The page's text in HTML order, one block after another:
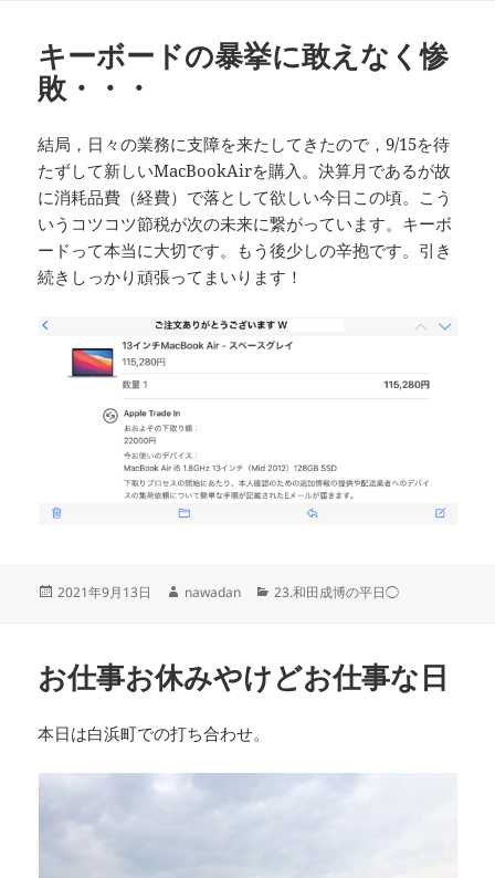
ー
キーボードの暴挙に敢えなく惨
敗・・・
結局，日々の業務に支障を来たしてきたので，9/15を待
たずして新しいMacBookAirを購入。決算月であるが故
に消耗品費（経費）で落として欲しい今日この頃。こう
いうコツコツ節税が次の未来に繋がっています。キーボ
ードって本当に大切です。もう後少しの辛抱です。引き
続きしっかり頑張ってまいります！
投
2021年9月13日
作
nawadan
カ
ー
23.和田成博の平日◯
お仕事お休みやけどお仕事な日
本日は白浜町での打ち合わせ。